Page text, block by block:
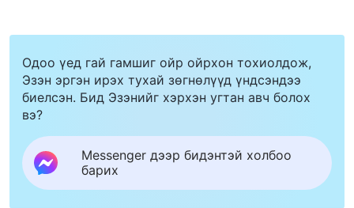
Одоо үед гай гамшиг ойр ойрхон тохиолдож,
Эзэн эргэн ирэх тухай зөгнөлүүд үндсэндээ
биелсэн. Бид Эзэнийг хэрхэн угтан авч болох
вэ?
Messenger дээр бидэнтэй холбоо
барих